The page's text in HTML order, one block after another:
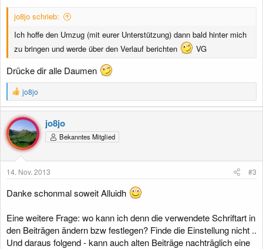
jo8jo schrieb:
Ich hoffe den Umzug (mit eurer Unterstützung) dann bald hinter mich
zu bringen und werde über den Verlauf berichten
VG
Drücke dir alle Daumen
R
e
a
k
t
i
o
n
n
jo8jo
jo8jo
Bekanntes Mitglied
14. Nov. 2013 #3
Danke schonmal soweit Alluidh
Eine weitere Frage: wo kann ich denn die verwendete Schriftart in
den Beiträgen ändern bzw festlegen? Finde die Einstellung nicht ..
Und daraus folgend - kann auch alten Beiträge nachträglich eine